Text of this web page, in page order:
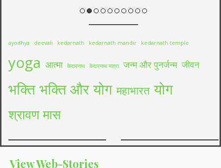
ayodhya deevali kedarnath kedarnath mandir kedarnath temple
yoga आत्मा केदारनाथ केदारनाथ यात्रा जन्म और पुनर्जन्म जीवन
भक्ति भक्ति और योग महाभारत योग
श्रावण मास
View Web-Stories
भारतीय त्योहारों की
अयोध्या दीपोत्सव